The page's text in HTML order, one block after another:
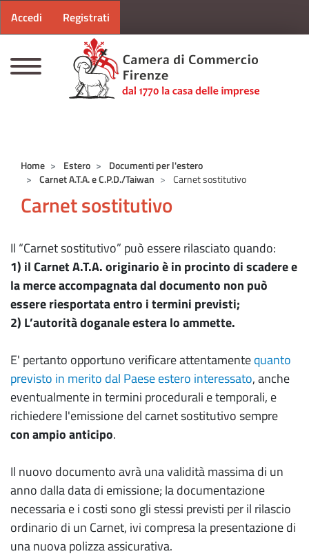
Menu profilo utente
Accedi Registrati
Home Estero
Documenti per l'estero
Carnet A.T.A. e C.P.D./Taiwan
Carnet sostitutivo
Carnet sostitutivo
Il “Carnet sostitutivo” può essere rilasciato quando:
1) il Carnet A.T.A. originario è in procinto di scadere e
la merce accompagnata dal documento non può
essere riesportata entro i termini previsti;
2) L’autorità doganale estera lo ammette.
E' pertanto opportuno verificare attentamentequanto
previsto in merito dal Paese estero interessato, anche
eventualmente in termini procedurali e temporali, e
richiedere l'emissione del carnet sostitutivo sempre
con ampio anticipo.
Il nuovo documento avrà una validità massima di un
anno dalla data di emissione; la documentazione
necessaria e i costi sono gli stessi previsti per il rilascio
ordinario di un Carnet, ivi compresa la presentazione di
una nuova polizza assicurativa.